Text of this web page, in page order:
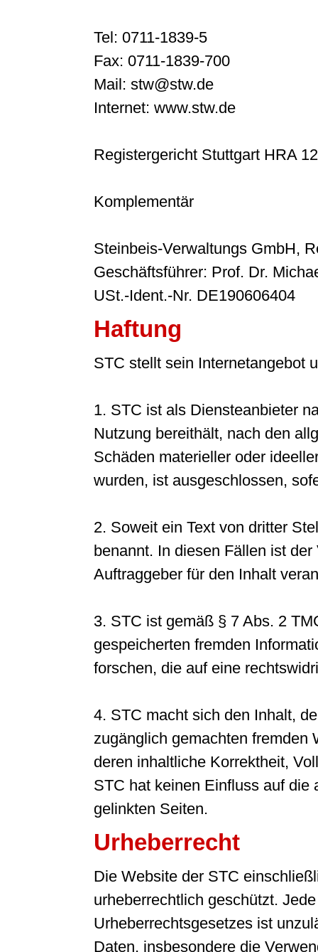
Tel: 0711-1839-5
Fax: 0711-1839-700
Mail: stw@stw.de
Internet: www.stw.de
Registergericht Stuttgart HRA
Komplementär
Steinbeis-Verwaltungs GmbH,
Geschäftsführer: Prof. Dr.
USt.-Ident.-Nr. DE190606404
Haftung
STC stellt sein Internetangebot
1. STC ist als Diensteanbieter
Nutzung bereithält, nach den
Schäden materieller oder
wurden, ist ausgeschlossen,
2. Soweit ein Text von dritter
benannt. In diesen Fällen ist
Auftraggeber für den Inhalt
3. STC ist gemäß § 7 Abs. 2
gespeicherten fremden
forschen, die auf eine
4. STC macht sich den Inhalt,
zugänglich gemachten fremden
deren inhaltliche Korrektheit,
STC hat keinen Einfluss auf die
gelinkten Seiten.
Urheberrecht
Die Website der STC
urheberrechtlich geschützt.
Urheberrechtsgesetzes ist
Daten, insbesondere die